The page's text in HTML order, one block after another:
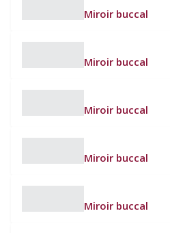
Miroir buccal
Miroir buccal
Miroir buccal
Miroir buccal
Miroir buccal